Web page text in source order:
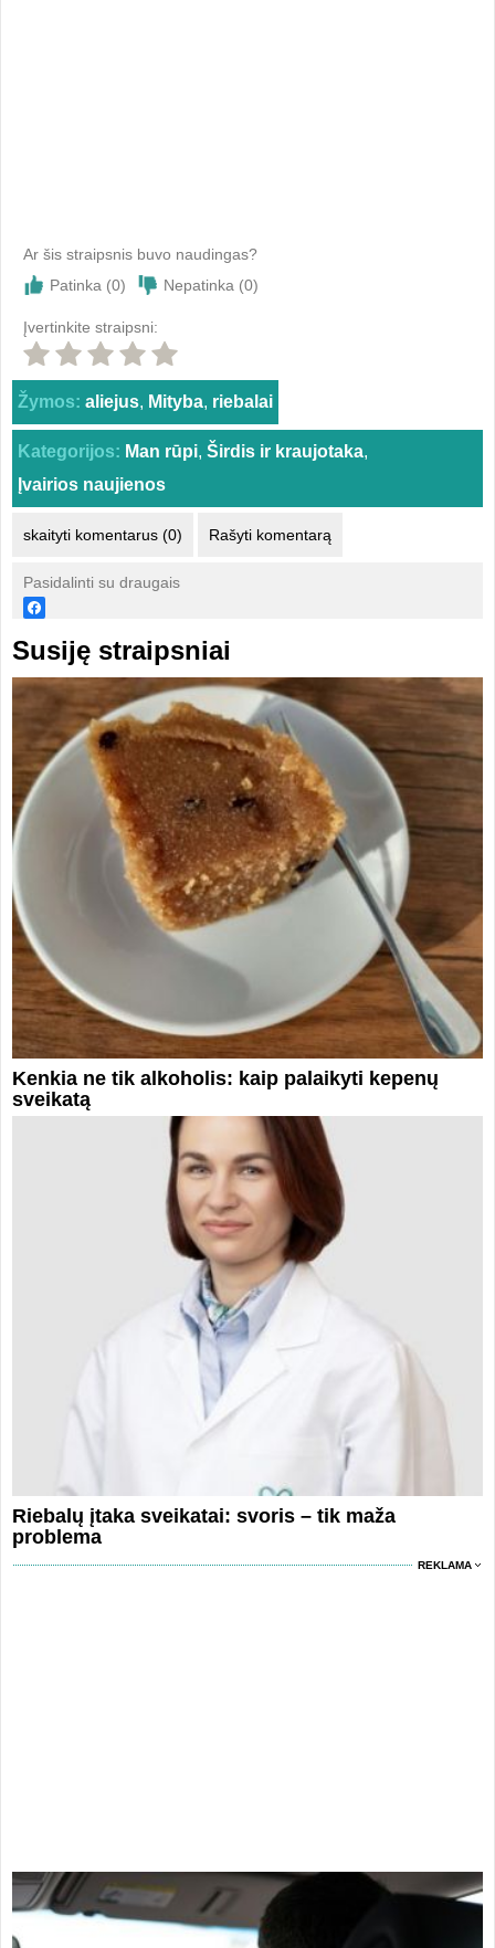
Ar šis straipsnis buvo naudingas?
Patinka (0) Nepatinka (0)
Įvertinkite straipsni:
Žymos: aliejus, Mityba, riebalai
Kategorijos: Man rūpi, Širdis ir kraujotaka,
Įvairios naujienos
skaityti komentarus (0) Rašyti komentarą
Pasidalinti su draugais
Susiję straipsniai
Kenkia ne tik alkoholis: kaip palaikyti kepenų
sveikatą
Riebalų įtaka sveikatai: svoris – tik maža
problema
REKLAMA